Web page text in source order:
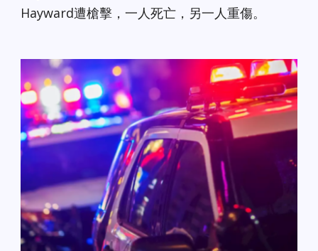
Hayward遭槍擊，一人死亡，另一人重傷。